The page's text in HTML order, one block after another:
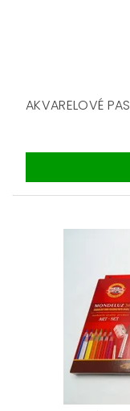
AKVARELOVÉ